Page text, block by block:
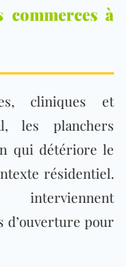
commerces à
cliniques et
les planchers
qui détériore le
résidentiel.
interviennent
d’ouverture pour